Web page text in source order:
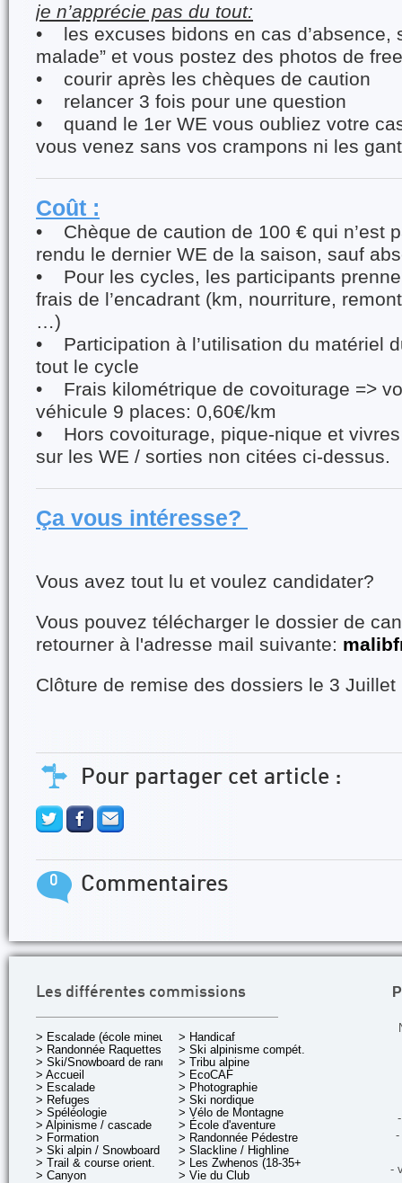
je n’apprécie pas du tout:
• les excuses bidons en cas d’absence,
malade” et vous postez des photos de
• courir après les chèques de caution
• relancer 3 fois pour une question
• quand le 1er WE vous oubliez votre
vous venez sans vos crampons ni les
Coût :
• Chèque de caution de 100 € qui n’est
rendu le dernier WE de la saison, sauf
• Pour les cycles, les participants
frais de l’encadrant (km, nourriture,
…)
• Participation à l’utilisation du matériel
tout le cycle
• Frais kilométrique de covoiturage =>
véhicule 9 places: 0,60€/km
• Hors covoiturage, pique-nique et
sur les WE / sorties non citées ci-dessus.
Ça vous intéresse?
Vous avez tout lu et voulez candidater?
Vous pouvez télécharger le dossier de
retourner à l'adresse mail suivante:
Clôture de remise des dossiers le 3 Juillet
Pour partager cet article :
0 Commentaires
Les différentes commissions
> Escalade (école mineurs)
> Randonnée Raquettes
> Ski/Snowboard de rando.
> Accueil
> Escalade
> Refuges
> Spéléologie
> Alpinisme / cascade
> Formation
> Ski alpin / Snowboard
> Trail & course orient.
> Canyon
> Handicaf
> Ski alpinisme compét.
> Tribu alpine
> EcoCAF
> Photographie
> Ski nordique
> Vélo de Montagne
> École d'aventure
> Randonnée Pédestre
> Slackline / Highline
> Les Zwhenos (18-35+ ans)
> Vie du Club
-
-